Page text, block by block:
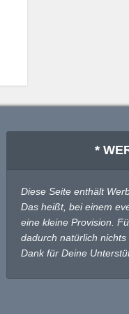
*
Diese Seite enthält
Das heißt, bei einem
eine kleine Provision.
dadurch natürlich
Dank für Deine